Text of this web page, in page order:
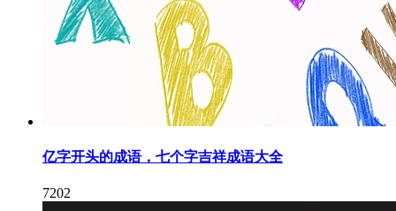
亿字开头的成语，七个字吉祥成语大全
7202